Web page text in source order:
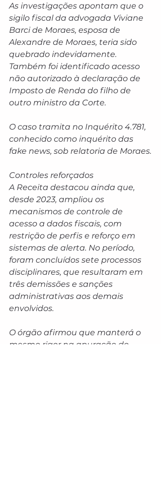
As investigações apontam que o
sigilo fiscal da advogada Viviane
Barci de Moraes, esposa de
Alexandre de Moraes, teria sido
quebrado indevidamente.
Também foi identificado acesso
não autorizado à declaração de
Imposto de Renda do filho de
outro ministro da Corte.
O caso tramita no Inquérito 4.781,
conhecido como inquérito das
fake news, sob relatoria de Moraes.
Controles reforçados
A Receita destacou ainda que,
desde 2023, ampliou os
mecanismos de controle de
acesso a dados fiscais, com
restrição de perfis e reforço em
sistemas de alerta. No período,
foram concluídos sete processos
disciplinares, que resultaram em
três demissões e sanções
administrativas aos demais
envolvidos.
O órgão afirmou que manterá o
mesmo rigor na apuração do